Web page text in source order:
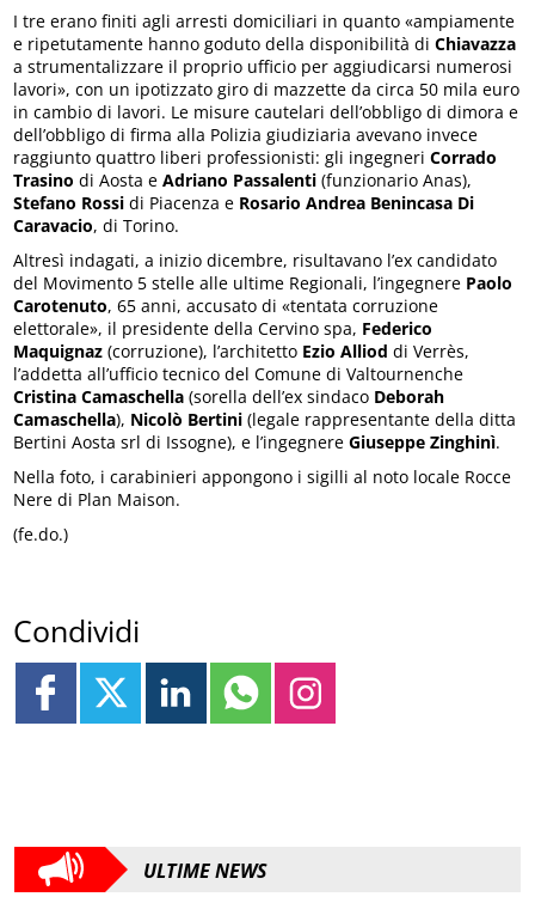
I tre erano finiti agli arresti domiciliari in quanto «ampiamente
e ripetutamente hanno goduto della disponibilità diChiavazza
a strumentalizzare il proprio ufficio per aggiudicarsi numerosi
lavori», con un ipotizzato giro di mazzette da circa 50 mila euro
in cambio di lavori. Le misure cautelari dell’obbligo di dimora e
dell’obbligo di firma alla Polizia giudiziaria avevano invece
raggiunto quattro liberi professionisti: gli ingegneriCorrado
Trasino di Aosta eAdriano Passalenti (funzionario Anas),
Stefano Rossi di Piacenza e Rosario Andrea Benincasa Di
Caravacio, di Torino.
Altresì indagati, a inizio dicembre, risultavano l’ex candidato
del Movimento 5 stelle alle ultime Regionali, l’ingegnere Paolo
Carotenuto, 65 anni, accusato di «tentata corruzione
elettorale», il presidente della Cervino spa, Federico
Maquignaz (corruzione), l’architetto Ezio Alliod di Verrès,
l’addetta all’ufficio tecnico del Comune di Valtournenche
Cristina Camaschella (sorella dell’ex sindaco Deborah
Camaschella), Nicolò Bertini (legale rappresentante della ditta
Bertini Aosta srl di Issogne), e l’ingegnereGiuseppe Zinghinì.
Nella foto, i carabinieri appongono i sigilli al noto locale Rocce
Nere di Plan Maison.
(fe.do.)
Condividi
ULTIME NEWS